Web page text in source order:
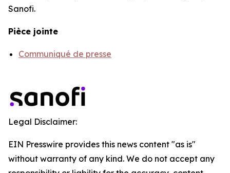
Sanofi.
Pièce jointe
Communiqué de presse
Legal Disclaimer:
EIN Presswire provides this news content "as is"
without warranty of any kind. We do not accept any